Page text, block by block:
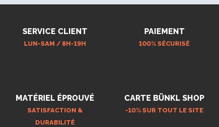
SERVICE CLIENT
LUN-SAM / 8H-19H
PAIEMENT
100% SÉCURISÉ
MATÉRIEL ÉPROUVÉ
SATISFACTION &
DURABILITÉ
CARTE BÜNKL SHOP
-10% SUR TOUT LE SITE